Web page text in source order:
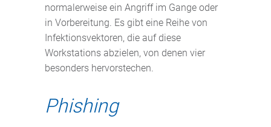
normalerweise ein Angriff im Gange oder
in Vorbereitung. Es gibt eine Reihe von
Infektionsvektoren, die auf diese
Workstations abzielen, von denen vier
besonders hervorstechen.
Phishing